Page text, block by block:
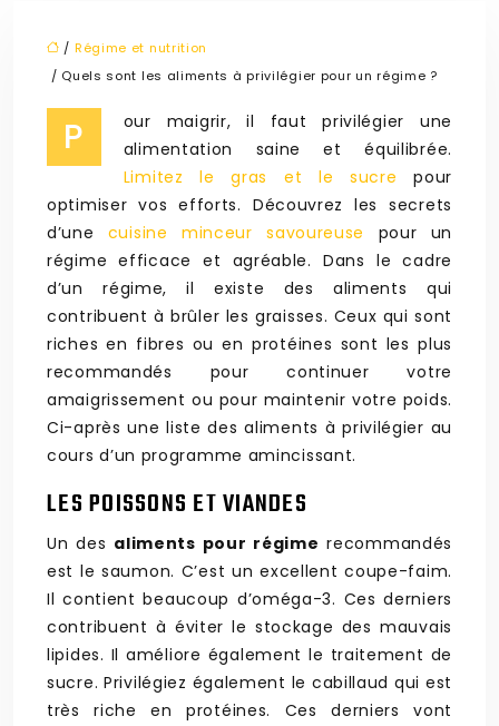
/ Régime et nutrition
/ Quels sont les aliments à privilégier pour un régime ?
P
our maigrir, il faut privilégier une
alimentation saine et équilibrée.
Limitez le gras et le sucre pour
optimiser vos efforts. Découvrez les secrets
d’une cuisine minceur savoureuse
pour un
régime efficace et agréable. Dans le cadre
d’un régime, il existe des aliments qui
contribuent à brûler les graisses. Ceux qui sont
riches en fibres ou en protéines sont les plus
recommandés pour continuer votre
amaigrissement ou pour maintenir votre poids.
Ci-après une liste des aliments à privilégier au
cours d’un programme amincissant.
LES POISSONS ET VIANDES
Un des aliments pour régime recommandés
est le saumon. C’est un excellent coupe-faim.
Il contient beaucoup d’oméga-3. Ces derniers
contribuent à éviter le stockage des mauvais
lipides. Il améliore également le traitement de
sucre. Privilégiez également le cabillaud qui est
très riche en protéines. Ces derniers vont